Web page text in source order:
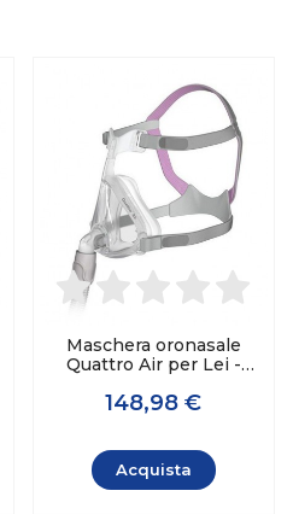
Maschera oronasale
Quattro Air per Lei -
148,98 €
Acquista